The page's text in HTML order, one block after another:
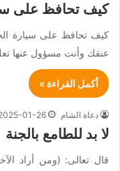
كيف تحافظ على
كيف تحافظ على سيارة
عنقك وأنت مسؤول عنها
أكمل القراءة »
دعاة الشام 01-26
لا بد للطامع بالجنة
قال تعالى: (ومن أراد